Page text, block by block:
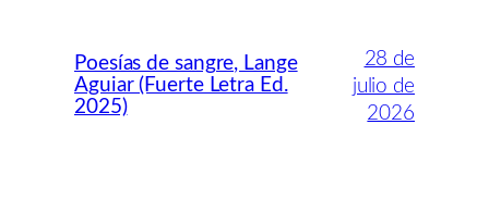
Poesías de sangre, Lange
Aguiar (Fuerte Letra Ed.
2025)
28 de
julio de
2026